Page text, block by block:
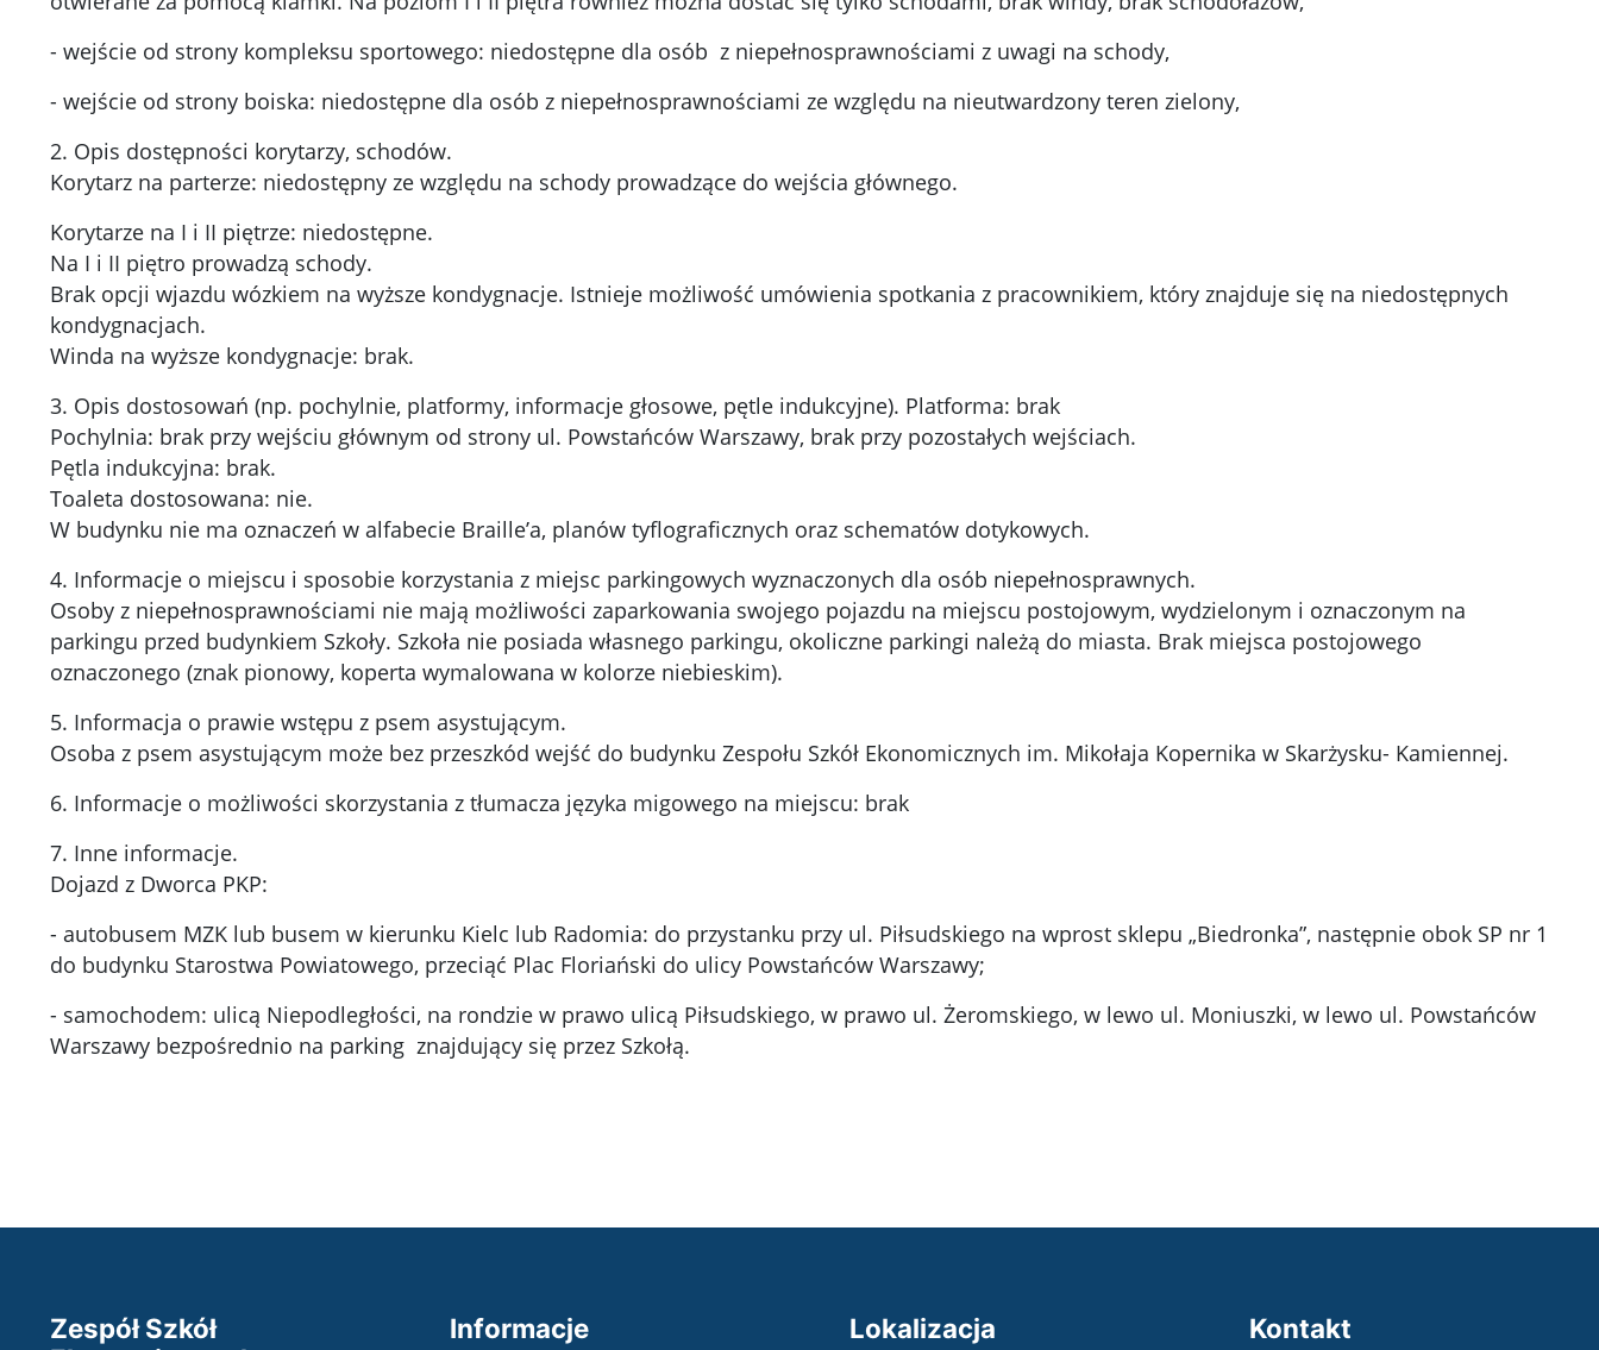
- wejście od strony kompleksu sportowego: niedostępne dla osób z niepełnosprawnościami z uwagi na schody,
- wejście od strony boiska: niedostępne dla osób z niepełnosprawnościami ze względu na nieutwardzony teren zielony,
2. Opis dostępności korytarzy, schodów.
Korytarz na parterze: niedostępny ze względu na schody prowadzące do wejścia głównego.
Korytarze na I i II piętrze: niedostępne.
Na I i II piętro prowadzą schody.
Brak opcji wjazdu wózkiem na wyższe kondygnacje. Istnieje możliwość umówienia spotkania z pracownikiem, który znajduje się na niedostępnych
kondygnacjach.
Winda na wyższe kondygnacje: brak.
3. Opis dostosowań (np. pochylnie, platformy, informacje głosowe, pętle indukcyjne). Platforma: brak
Pochylnia: brak przy wejściu głównym od strony ul. Powstańców Warszawy, brak przy pozostałych wejściach.
Pętla indukcyjna: brak.
Toaleta dostosowana: nie.
W budynku nie ma oznaczeń w alfabecie Braille’a, planów tyflograficznych oraz schematów dotykowych.
4. Informacje o miejscu i sposobie korzystania z miejsc parkingowych wyznaczonych dla osób niepełnosprawnych.
Osoby z niepełnosprawnościami nie mają możliwości zaparkowania swojego pojazdu na miejscu postojowym, wydzielonym i oznaczonym na
parkingu przed budynkiem Szkoły. Szkoła nie posiada własnego parkingu, okoliczne parkingi należą do miasta. Brak miejsca postojowego
oznaczonego (znak pionowy, koperta wymalowana w kolorze niebieskim).
5. Informacja o prawie wstępu z psem asystującym.
Osoba z psem asystującym może bez przeszkód wejść do budynku Zespołu Szkół Ekonomicznych im. Mikołaja Kopernika w Skarżysku- Kamiennej.
6. Informacje o możliwości skorzystania z tłumacza języka migowego na miejscu: brak
7. Inne informacje.
Dojazd z Dworca PKP:
- autobusem MZK lub busem w kierunku Kielc lub Radomia: do przystanku przy ul. Piłsudskiego na wprost sklepu „Biedronka”, następnie obok SP nr 1
do budynku Starostwa Powiatowego, przeciąć Plac Floriański do ulicy Powstańców Warszawy;
- samochodem: ulicą Niepodległości, na rondzie w prawo ulicą Piłsudskiego, w prawo ul. Żeromskiego, w lewo ul. Moniuszki, w lewo ul. Powstańców
Warszawy bezpośrednio na parking znajdujący się przez Szkołą.
Zespół Szkół
Informacje Lokalizacja Kontakt